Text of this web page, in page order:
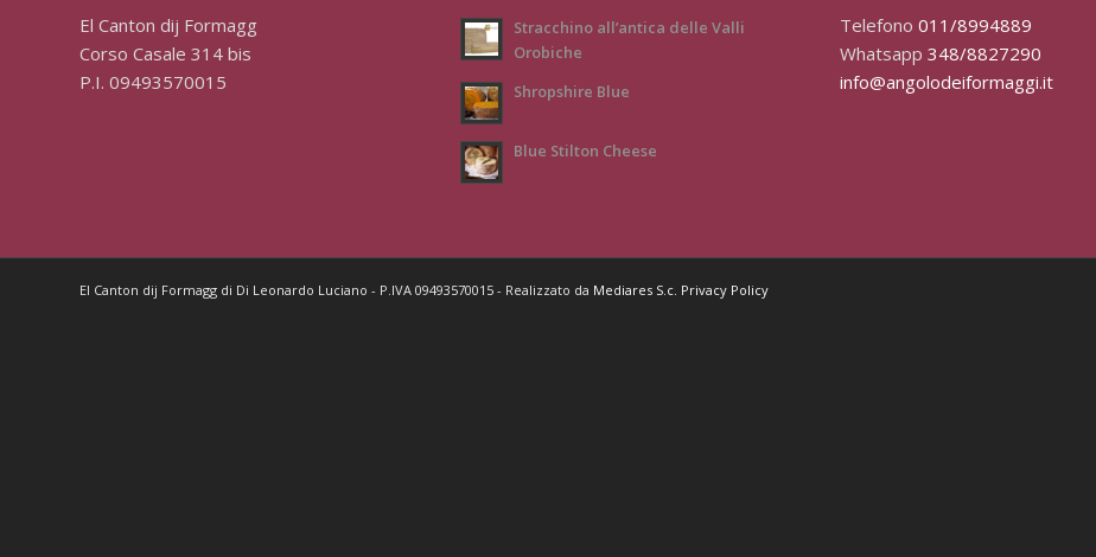
El Canton dij Formagg
Corso Casale 314 bis
P.I. 09493570015
Stracchino all’antica delle Valli
Orobiche
Shropshire Blue
Blue Stilton Cheese
Telefono011/8994889
Whatsapp348/8827290
info@angolodeiformaggi.it
El Canton dij Formagg di Di Leonardo Luciano - P.IVA 09493570015 - Realizzato da Mediares S.c. Privacy Policy